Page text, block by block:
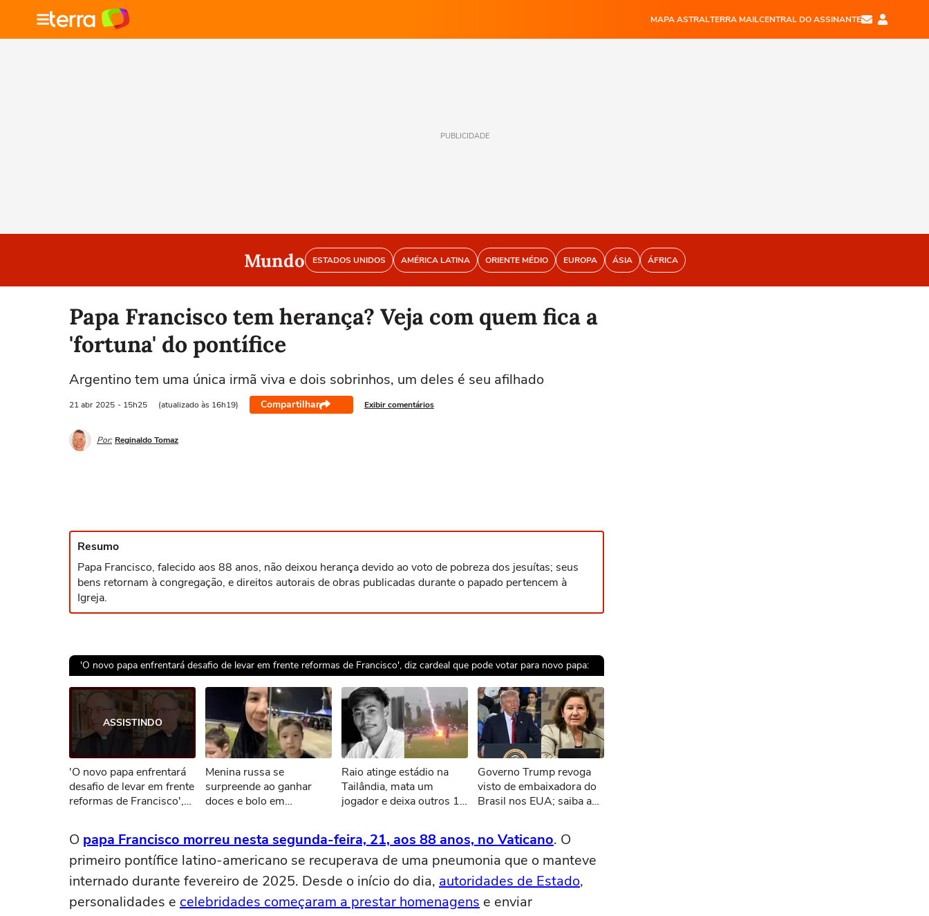
MAPA ASTRALTERRA MAILCENTRAL DO ASSINANTE
PUBLICIDADE
Mundo ESTADOS UNIDOS AMÉRICA LATINA ORIENTE MÉDIO EUROPA ÁSIA ÁFRICA
Papa Francisco tem herança? Veja com quem fica a
'fortuna' do pontífice
Argentino tem uma única irmã viva e dois sobrinhos, um deles é seu afilhado
21 abr 2025 - 15h25 (atualizado às 16h19) Compartilhar Exibir comentários
Por: Reginaldo Tomaz
Resumo
Papa Francisco, falecido aos 88 anos, não deixou herança devido ao voto de pobreza dos jesuítas; seus
bens retornam à congregação, e direitos autorais de obras publicadas durante o papado pertencem à
Igreja.
'O novo papa enfrentará desafio de levar em frente reformas de Francisco', diz cardeal que pode votar para novo papa:
Ops!
Não foi possível reproduzir o vídeo
Tentar novamente
ASSISTINDO
'O novo papa enfrentará
desafio de levar em frente
reformas de Francisco',
Menina russa se
surpreende ao ganhar
doces e bolo em
Raio atinge estádio na
Tailândia, mata um
jogador e deixa outros 12
Governo Trump revoga
visto de embaixadora do
Brasil nos EUA; saiba a
O papa Francisco morreu nesta segunda-feira, 21, aos 88 anos, no Vaticano. O
primeiro pontífice latino-americano se recuperava de uma pneumonia que o manteve
internado durante fevereiro de 2025. Desde o início do dia, autoridades de Estado,
personalidades e celebridades começaram a prestar homenagens e enviar